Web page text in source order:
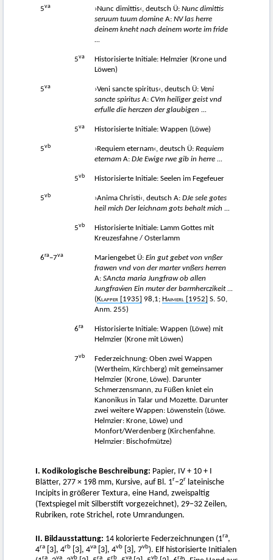
5va ›Nunc dimittis‹, deutsch Ü: Nunc dimittis
seruum tuum domine A: NV las herre
deinem kneht nach deinem worte im fride
...
5va
Historisierte Initiale: Helmzier (Krone und
Löwen)
5va ›Veni sancte spiritus‹, deutsch Ü: Veni
sancte spiritus A: CVm heiliger geist vnd
erfulle die herczen der glaubigen ...
5va Historisierte Initiale: Wappen (Löwe)
5vb ›Requiem eternam‹, deutsch Ü: Requiem
eternam A: DJe Ewige rwe gib in herre ...
5vb Historisierte Initiale: Seelen im Fegefeuer
5vb ›Anima Christi‹, deutsch A: DJe sele gotes
heil mich Der leichnam gots behalt mich ...
5vb
Historisierte Initiale: Lamm Gottes mit
Kreuzesfahne / Osterlamm
6ra−7va Mariengebet Ü: Ein gut gebet von vnßer
frawen vnd von der marter vnßers herren
A: SAncta maria Jungfraw ob allen
Jungfraẃen Ein muter der barmherczikeit ...
( Klapper [1935] 98,1; Haimerl [1952]
S. 50,
Anm. 255)
6ra
Historisierte Initiale: Wappen (Löwe) mit
Helmzier (Krone mit Löwen)
7vb
Federzeichnung: Oben zwei Wappen
(Wertheim, Kirchberg) mit gemeinsamer
Helmzier (Krone, Löwe). Darunter
Schmerzensmann, zu Füßen kniet ein
Kanonikus in Talar und Mozette. Darunter
zwei weitere Wappen: Löwenstein (Löwe.
Helmzier: Krone, Löwe) und
Monfort/Werdenberg (Kirchenfahne.
Helmzier: Bischofmütze)
I. Kodikologische Beschreibung: Papier, IV + 10 + I
Blätter, 277 × 198 mm, Kursive, auf Bl. 1r–2r lateinische
Incipits in größerer Textura, eine Hand, zweispaltig
(Textspiegel mit Silberstift vorgezeichnet), 29−32 Zeilen,
Rubriken, rote Strichel, rote Umrandungen.
II. Bildausstattung: 14 kolorierte Federzeichnungen (1ra,
4ra [3], 4rb [3], 4va [3], 4vb [3], 7vb). Elf historisierte Initialen
ra va vb ra rb va vb ra